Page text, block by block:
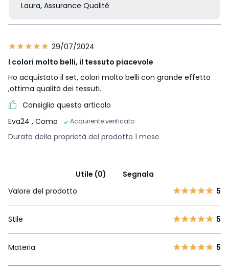
Laura, Assurance Qualité
29/07/2024
I colori molto belli, il tessuto piacevole
Ho acquistato il set, colori molto belli con grande effetto
,ottima qualità dei tessuti.
Consiglio questo articolo
Eva24 , Como Acquirente verificato
Durata della proprietà del prodotto 1 mese
Utile (0)
Segnala
Valore del prodotto
5
Stile 5
Materia 5